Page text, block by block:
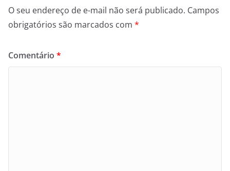
O seu endereço de e-mail não será publicado. Campos
obrigatórios são marcados com *
Comentário *